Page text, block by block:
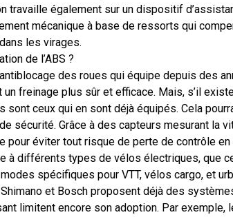
travaille également sur un dispositif
mécanique à base de ressorts qui
les virages.
de l’ABS ?
des roues qui équipe depuis des
un freinage plus sûr et efficace. Mais, s’il
sont ceux qui en sont déjà équipés. Cela
sécurité. Grâce à des capteurs mesurant la
pour éviter tout risque de perte de contrôle
à différents types de vélos électriques, que
spécifiques pour VTT, vélos cargo, et
et Bosch proposent déjà des
limitent encore son adoption. Par